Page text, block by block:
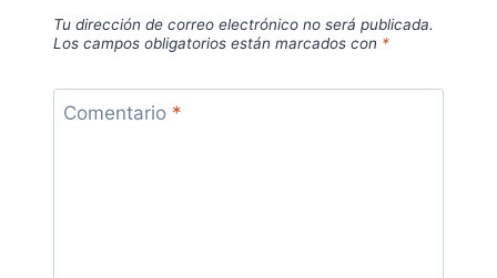
Tu dirección de correo electrónico no será publicada.
Los campos obligatorios están marcados con *
Comentario *